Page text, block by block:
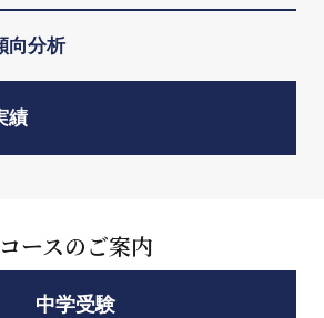
向分析
績
コースのご案内
中学受験